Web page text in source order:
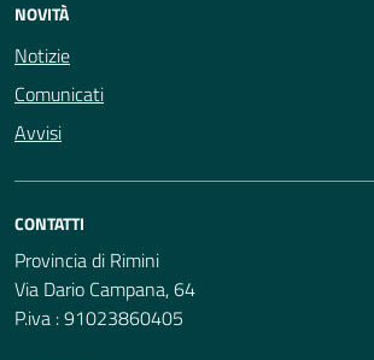
NOVITÀ
Notizie
Comunicati
Avvisi
CONTATTI
Provincia di Rimini
Via Dario Campana, 64
P.iva : 91023860405